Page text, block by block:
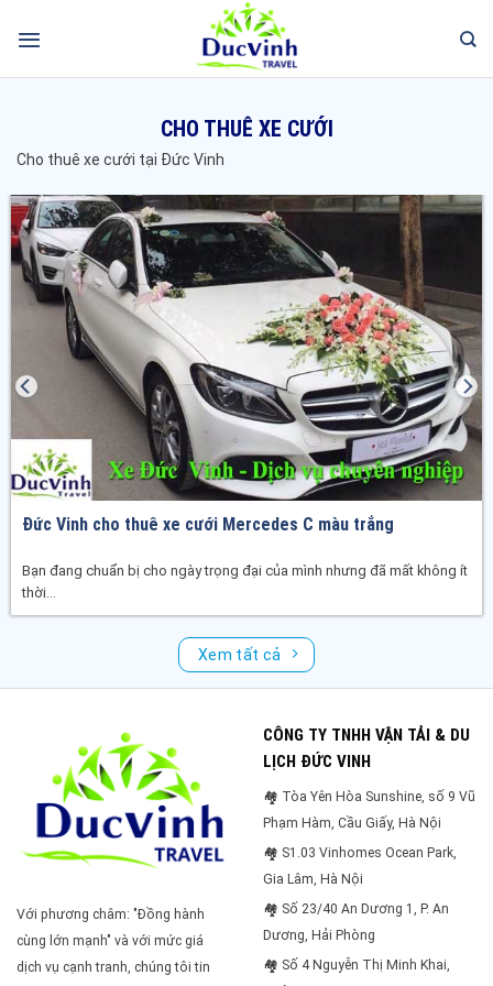
CHO THUÊ XE CƯỚI
Cho thuê xe cưới tại Đức Vinh
Đức Vinh cho thuê xe cưới Mercedes C màu trắng
Bạn đang chuẩn bị cho ngày trọng đại của mình nhưng đã mất không ít
thời...
Xem tất cả
Với phương châm: "Đồng hành
cùng lớn mạnh" và với mức giá
dịch vụ cạnh tranh, chúng tôi tin
CÔNG TY TNHH VẬN TẢI & DU
LỊCH ĐỨC VINH
🏘 Tòa Yên Hòa Sunshine, số 9 Vũ
Phạm Hàm, Cầu Giấy, Hà Nội
🏘 S1.03 Vinhomes Ocean Park,
Gia Lâm, Hà Nội
🏘 Số 23/40 An Dương 1, P. An
Dương, Hải Phòng
🏘 Số 4 Nguyễn Thị Minh Khai,